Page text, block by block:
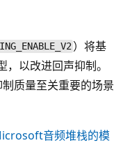
）将基
以改进回声抑制。
质量至关重要的场景
音频堆栈的模